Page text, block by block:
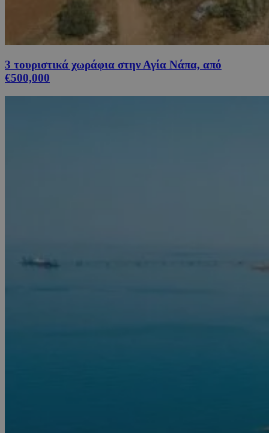
3 τουριστικά χωράφια στην Αγία Νάπα, από
€500,000